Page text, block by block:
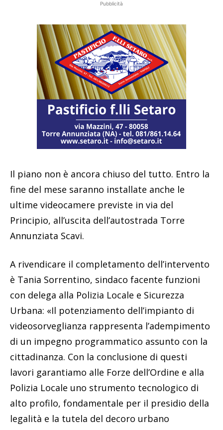
Pubblicità
Il piano non è ancora chiuso del tutto. Entro la
fine del mese saranno installate anche le
ultime videocamere previste in via del
Principio, all’uscita dell’autostrada Torre
Annunziata Scavi.
A rivendicare il completamento dell’intervento
è Tania Sorrentino, sindaco facente funzioni
con delega alla Polizia Locale e Sicurezza
Urbana: «Il potenziamento dell’impianto di
videosorveglianza rappresenta l’adempimento
di un impegno programmatico assunto con la
cittadinanza. Con la conclusione di questi
lavori garantiamo alle Forze dell’Ordine e alla
Polizia Locale uno strumento tecnologico di
alto profilo, fondamentale per il presidio della
legalità e la tutela del decoro urbano